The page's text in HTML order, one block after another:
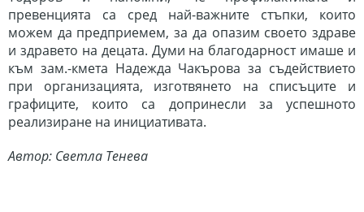
превенцията са сред най-важните стъпки, които
можем да предприемем, за да опазим своето здраве
и здравето на децата. Думи на благодарност имаше и
към зам.-кмета Надежда Чакърова за съдействието
при организацията, изготвянето на списъците и
графиците, които са допринесли за успешното
реализиране на инициативата.
Автор: Светла Тенева